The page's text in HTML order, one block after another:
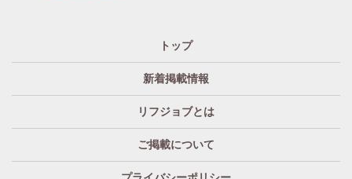
に、リフジョブは地域情報発信サービスを2016年10月よ
り開始いたしました。
「リフジョブ」は無料広告？
いいえ、リフジョブは収益広告として運営されておりま
「リフジョブ」へはどのぐらいのアクセスがある
トップ
新着掲載情報
リフジョブとは
ご掲載について